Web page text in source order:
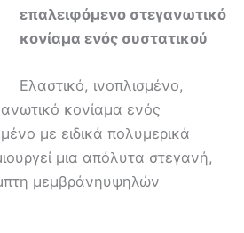
επαλειφόμενο στεγανωτικό
κονίαμα ενός συστατικού
Ελαστικό, ινοπλισμένο,
κονίαμα ενός
με ειδικά πολυμερικά
μια απόλυτα στεγανή,
μεμβράνηυψηλών